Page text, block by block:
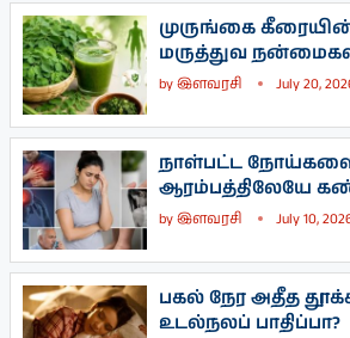
முருங்கை கீரையின்
மருத்துவ
byஇளவரசி July 20,
நாள்பட்ட
ஆரம்பத்திலேயே
byஇளவரசி July 10,
பகல் நேர அதீத
உடல்நலப் பாதிப்பா?